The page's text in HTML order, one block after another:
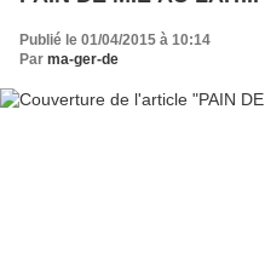
Publié le 01/04/2015 à 10:14
Par ma-ger-de